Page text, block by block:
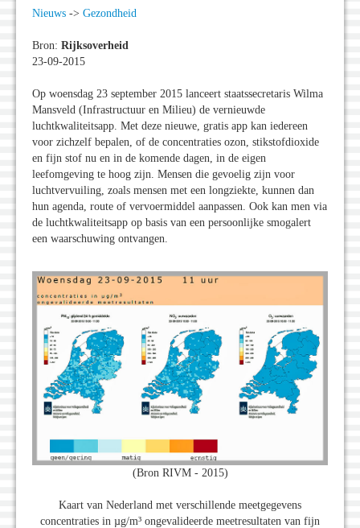
Nieuws -> Gezondheid
Bron: Rijksoverheid
23-09-2015
Op woensdag 23 september 2015 lanceert staatssecretaris Wilma
Mansveld (Infrastructuur en Milieu) de vernieuwde
luchtkwaliteitsapp. Met deze nieuwe, gratis app kan iedereen
voor zichzelf bepalen, of de concentraties ozon, stikstofdioxide
en fijn stof nu en in de komende dagen, in de eigen
leefomgeving te hoog zijn. Mensen die gevoelig zijn voor
luchtvervuiling, zoals mensen met een longziekte, kunnen dan
hun agenda, route of vervoermiddel aanpassen. Ook kan men via
de luchtkwaliteitsapp op basis van een persoonlijke smogalert
een waarschuwing ontvangen.
(Bron RIVM - 2015)
Kaart van Nederland met verschillende meetgegevens
concentraties in µg/m³ ongevalideerde meetresultaten van fijn